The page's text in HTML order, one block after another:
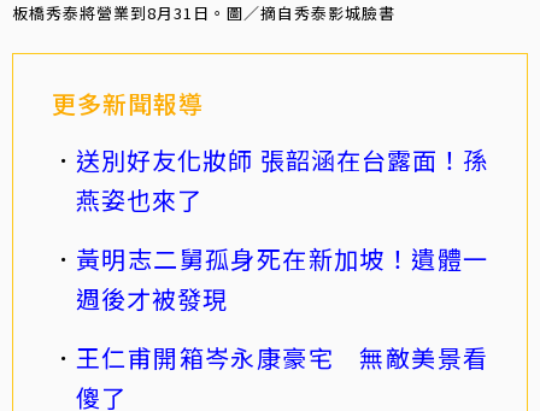
板橋秀泰將營業到8月31日。圖／摘自秀泰影城臉書
更多新聞報導
送別好友化妝師 張韶涵在台露面！孫
燕姿也來了
黃明志二舅孤身死在新加坡！遺體一
週後才被發現
王仁甫開箱岑永康豪宅 無敵美景看
傻了